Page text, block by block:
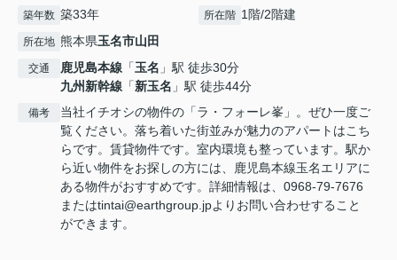
築年数 築33年 所在階 1階/2階建
所在地 熊本県玉名市山田
交通 鹿児島本線 「玉名 」駅 徒歩30分
九州新幹線 「新玉名 」駅 徒歩44分
備考
当社イチオシの物件の「ラ・フォーレ峯」。ぜひ一度ご
覧ください。落ち着いた街並みが魅力のアパートはこち
らです。賃貸物件です。室内環境も整っています。駅か
ら近い物件をお探しの方には、鹿児島本線玉名エリアに
ある物件がおすすめです。詳細情報は、0968-79-7676
またはtintai@earthgroup.jpよりお問い合わせすること
ができます。